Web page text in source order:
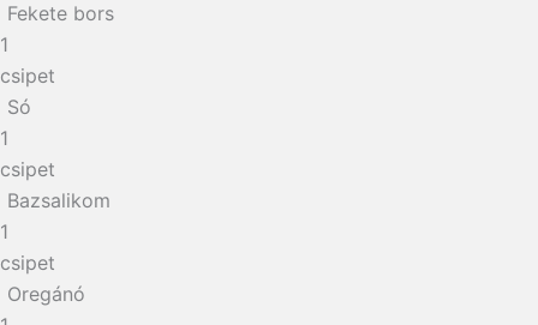
Fekete bors
1
csipet
Só
1
csipet
Bazsalikom
1
csipet
Oregánó